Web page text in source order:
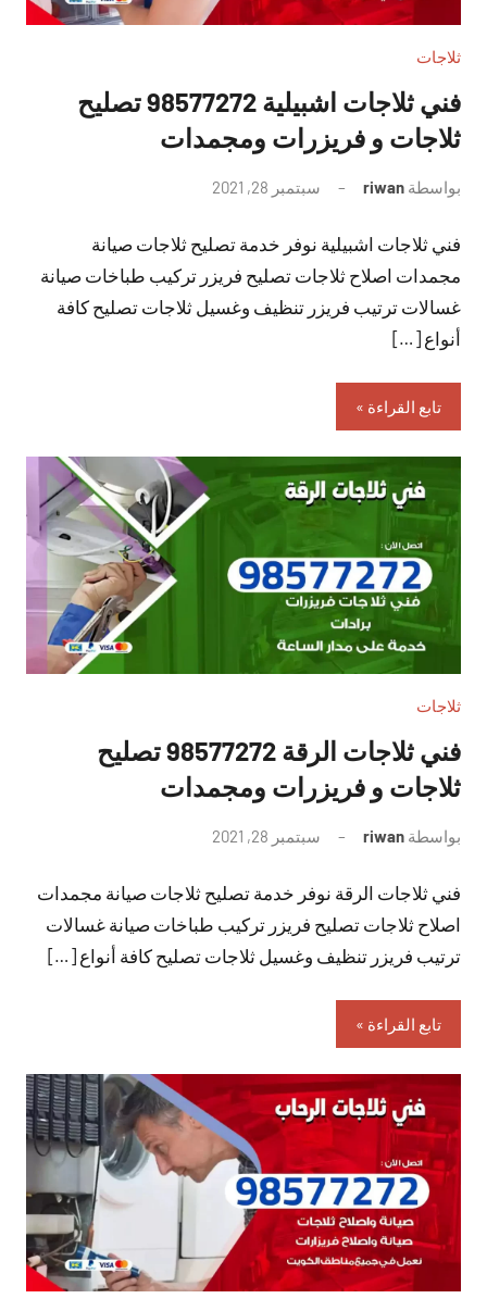
ثلاجات
فني ثلاجات اشبيلية 98577272 تصليح
ثلاجات و فريزرات ومجمدات
بواسطة riwan سبتمبر 28, 2021
تعليقات
فني ثلاجات اشبيلية نوفر خدمة تصليح ثلاجات صيانة
مجمدات اصلاح ثلاجات تصليح فريزر تركيب طباخات صيانة
غسالات ترتيب فريزر تنظيف وغسيل ثلاجات تصليح كافة
أنواع […]
تابع القراءة
ثلاجات
فني ثلاجات الرقة 98577272 تصليح
ثلاجات و فريزرات ومجمدات
بواسطة riwan سبتمبر 28, 2021
تعليقات
فني ثلاجات الرقة نوفر خدمة تصليح ثلاجات صيانة مجمدات
اصلاح ثلاجات تصليح فريزر تركيب طباخات صيانة غسالات
ترتيب فريزر تنظيف وغسيل ثلاجات تصليح كافة أنواع […]
تابع القراءة